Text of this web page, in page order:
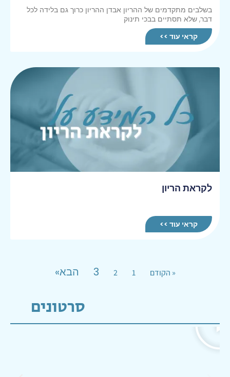
בשלבים מתקדמים של ההריון אבדן ההריון כרוך גם בלידה לכל
דבר, שלא תסתיים בבכי תינוק
קראי עוד >>
לקראת הריון
קראי עוד >>
« הקודם 1
2
3 הבא»
סרטונים